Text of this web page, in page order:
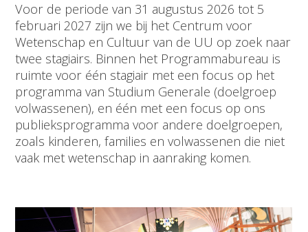
Voor de periode van 31 augustus 2026 tot 5
februari 2027 zijn we bij het Centrum voor
Wetenschap en Cultuur van de UU op zoek naar
twee stagiairs. Binnen het Programmabureau is
ruimte voor één stagiair met een focus op het
programma van Studium Generale (doelgroep
volwassenen), en één met een focus op ons
publieksprogramma voor andere doelgroepen,
zoals kinderen, families en volwassenen die niet
vaak met wetenschap in aanraking komen.